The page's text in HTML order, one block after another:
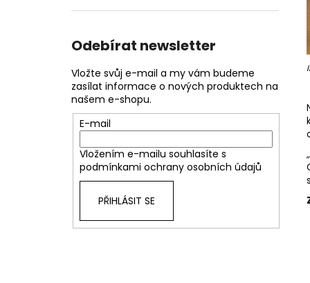
Odebírat newsletter
Vložte svůj e-mail a my vám budeme
zasílat informace o nových produktech na
našem e-shopu.
E-mail
Vložením e-mailu souhlasíte s
podmínkami ochrany osobních údajů
PŘIHLÁSIT SE